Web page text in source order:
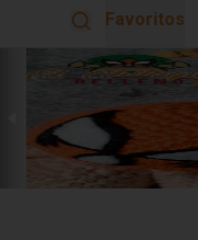
Favoritos